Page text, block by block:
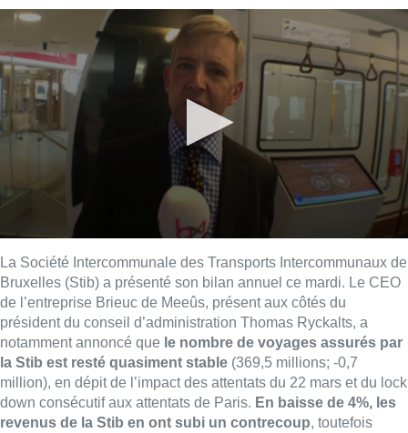
La Société Intercommunale des Transports Intercommunaux de
Bruxelles (Stib) a présenté son bilan annuel ce mardi. Le CEO
de l’entreprise Brieuc de Meeûs, présent aux côtés du
président du conseil d’administration Thomas Ryckalts, a
notamment annoncé que le nombre de voyages assurés par
la Stib est resté quasiment stable (369,5 millions; -0,7
million), en dépit de l’impact des attentats du 22 mars et du lock
down consécutif aux attentats de Paris. En baisse de 4%, les
revenus de la Stib en ont subi un contrecoup, toutefois